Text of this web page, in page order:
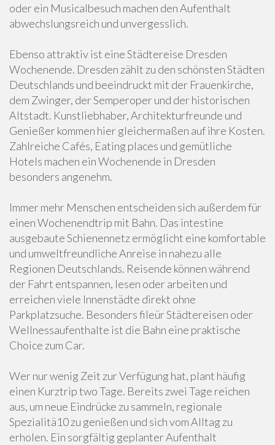
oder ein Musicalbesuch machen den Aufenthalt
abwechslungsreich und unvergesslich.
Ebenso attraktiv ist eine Städtereise Dresden
Wochenende. Dresden zählt zu den schönsten Städten
Deutschlands und beeindruckt mit der Frauenkirche,
dem Zwinger, der Semperoper und der historischen
Altstadt. Kunstliebhaber, Architekturfreunde und
Genießer kommen hier gleichermaßen auf ihre Kosten.
Zahlreiche Cafés, Eating places und gemütliche
Hotels machen ein Wochenende in Dresden
besonders angenehm.
Immer mehr Menschen entscheiden sich außerdem für
einen Wochenendtrip mit Bahn. Das intestine
ausgebaute Schienennetz ermöglicht eine komfortable
und umweltfreundliche Anreise in nahezu alle
Regionen Deutschlands. Reisende können während
der Fahrt entspannen, lesen oder arbeiten und
erreichen viele Innenstädte direkt ohne
Parkplatzsuche. Besonders fileür Städtereisen oder
Wellnessaufenthalte ist die Bahn eine praktische
Choice zum Car.
Wer nur wenig Zeit zur Verfügung hat, plant häufig
einen Kurztrip two Tage. Bereits zwei Tage reichen
aus, um neue Eindrücke zu sammeln, regionale
Spezialitä10 zu genießen und sich vom Alltag zu
erholen. Ein sorgfältig geplanter Aufenthalt